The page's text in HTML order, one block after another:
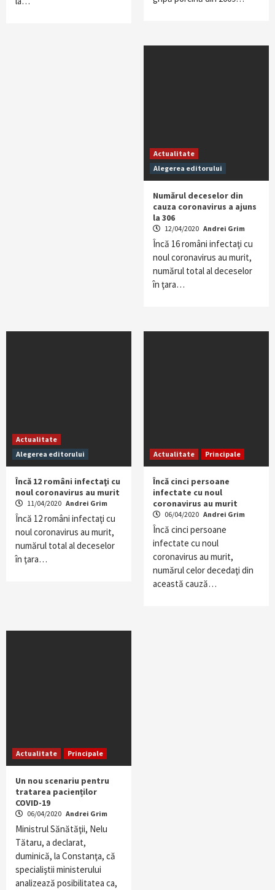
Actualitate
Alegerea editorului
Numărul deceselor din
cauza coronavirus a ajuns
la 306
12/04/2020 Andrei Grim
Încă 16 români infectaţi cu
noul coronavirus au murit,
numărul total al deceselor
în ţara…
Actualitate
Alegerea editorului
Încă 12 români infectaţi cu
noul coronavirus au murit
11/04/2020 Andrei Grim
Încă 12 români infectaţi cu
noul coronavirus au murit,
numărul total al deceselor
în ţara…
Actualitate Principale
Încă cinci persoane
infectate cu noul
coronavirus au murit
06/04/2020 Andrei Grim
Încă cinci persoane
infectate cu noul
coronavirus au murit,
numărul celor decedaţi din
această cauză…
Actualitate Principale
Un nou scenariu pentru
tratarea pacienților
COVID-19
06/04/2020 Andrei Grim
Ministrul Sănătăţii, Nelu
Tătaru, a declarat,
duminică, la Constanţa, că
specialiştii ministerului
analizează posibilitatea ca,